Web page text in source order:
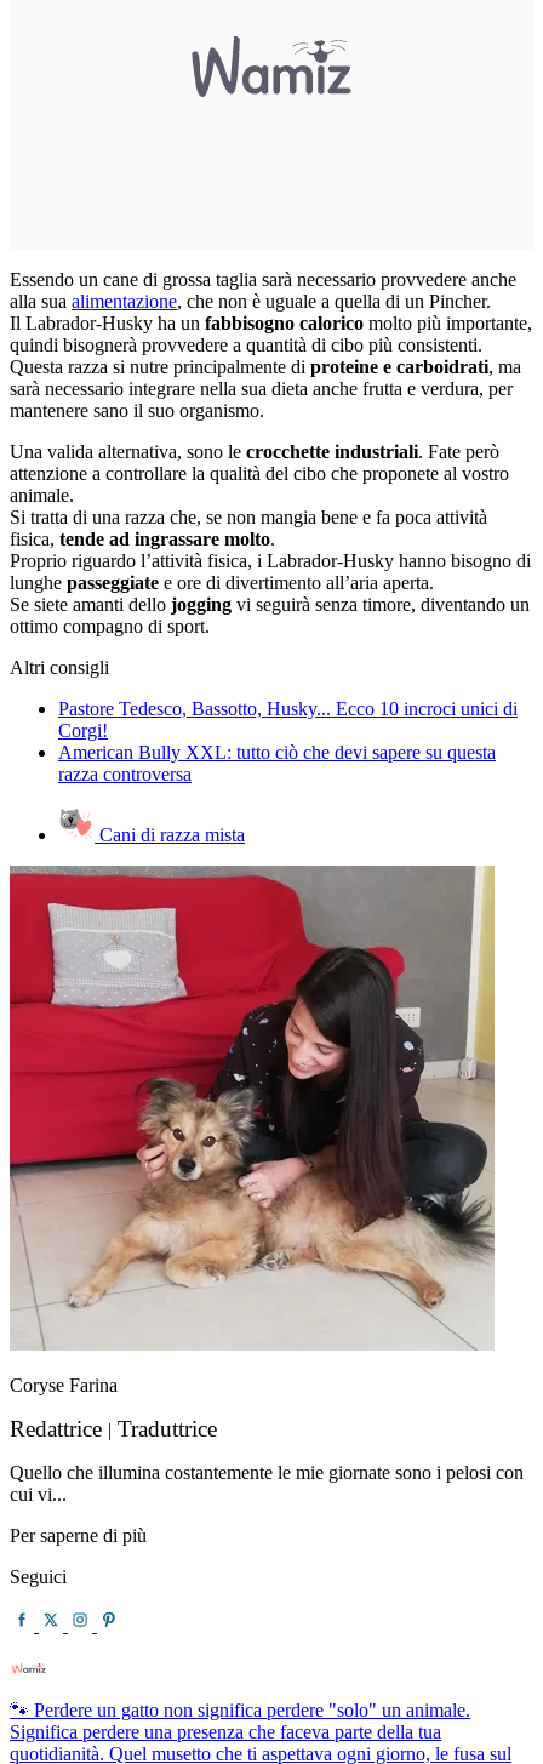
Essendo un cane di grossa taglia sarà necessario provvedere anche
alla sua alimentazione, che non è uguale a quella di un Pincher.
Il Labrador-Husky ha un fabbisogno calorico molto più importante,
quindi bisognerà provvedere a quantità di cibo più consistenti.
Questa razza si nutre principalmente di proteine e carboidrati, ma
sarà necessario integrare nella sua dieta anche frutta e verdura, per
mantenere sano il suo organismo.
Una valida alternativa, sono le crocchette industriali. Fate però
attenzione a controllare la qualità del cibo che proponete al vostro
animale.
Si tratta di una razza che, se non mangia bene e fa poca attività
fisica, tende ad ingrassare molto.
Proprio riguardo l’attività fisica, i Labrador-Husky hanno bisogno di
lunghe passeggiate e ore di divertimento all’aria aperta.
Se siete amanti dello jogging vi seguirà senza timore, diventando un
ottimo compagno di sport.
Altri consigli
Pastore Tedesco, Bassotto, Husky... Ecco 10 incroci unici di
Corgi!
American Bully XXL: tutto ciò che devi sapere su questa
razza controversa
Cani di razza mista
Coryse Farina
Redattrice | Traduttrice
Quello che illumina costantemente le mie giornate sono i pelosi con
cui vi...
Per saperne di più
Seguici
🐾 Perdere un gatto non significa perdere "solo" un animale.
Significa perdere una presenza che faceva parte della tua
quotidianità. Quel musetto che ti aspettava ogni giorno, le fusa sul